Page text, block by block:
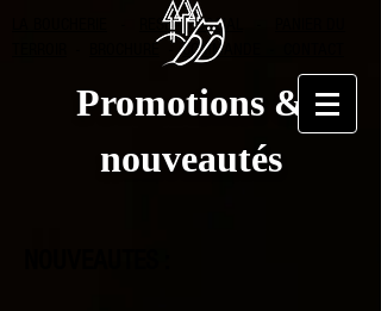
RESEAU SOCIAL
-COMMANDE - CONTACT
Promotions &
nouveautés